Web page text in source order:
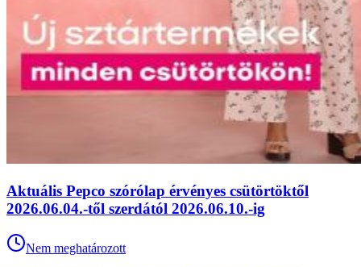
Aktuális Pepco szórólap érvényes csütörtöktől
2026.06.04.-től szerdától 2026.06.10.-ig
Nem meghatározott